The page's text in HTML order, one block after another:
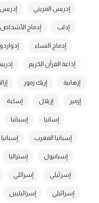
إدريس المريني
إدلب إدماج
إدماج النساء
إذاعة القرآن الكريم
إرهابية إريك زمور
إزمير إزيلال إساءة
إسانيا إسباتيا
إسبانيا المغرب
إسبانيول إستراليا
إسرئيلي إسرائلي
إسرائيلي إسرائيليين